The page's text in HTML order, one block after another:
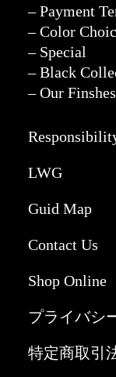
– Payment
– Color
– Special
– Black
– Our Finshes
LWG
Guid Map
Contact Us
Shop Online
プライバシ
特定商取引